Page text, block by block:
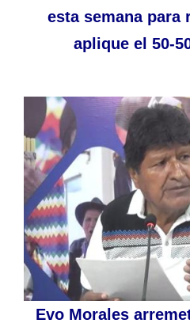
esta semana para
aplique el 50-
Evo Morales